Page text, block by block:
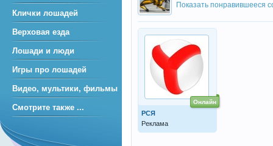
Показать понравившееся
Онлайн
РСЯ
Реклама
Клички лошадей
Верховая езда
Лошади и люди
Игры про лошадей
Видео, мультики, фильмы
Смотрите также ...